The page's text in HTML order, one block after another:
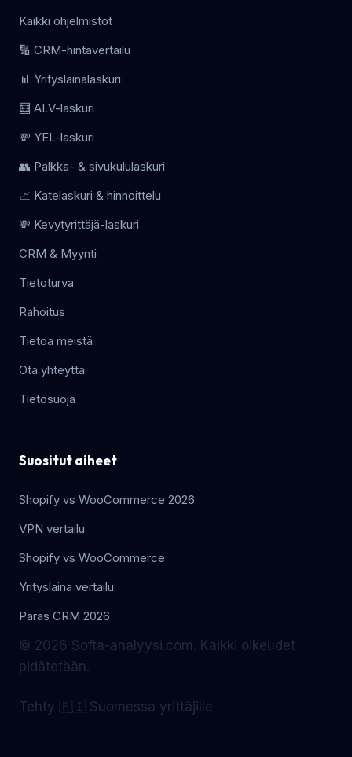
Kaikki ohjelmistot
🔢 CRM-hintavertailu
📊 Yrityslainalaskuri
🧮 ALV-laskuri
💸 YEL-laskuri
👥 Palkka- & sivukululaskuri
📈 Katelaskuri & hinnoittelu
💸 Kevytyrittäjä-laskuri
CRM & Myynti
Tietoturva
Rahoitus
Tietoa meistä
Ota yhteyttä
Tietosuoja
Suositut aiheet
Shopify vs WooCommerce 2026
VPN vertailu
Shopify vs WooCommerce
Yrityslaina vertailu
Paras CRM 2026
© 2026 Softa-analyysi.com. Kaikki oikeudet
pidätetään.
Tehty 🇫🇮 Suomessa yrittäjille